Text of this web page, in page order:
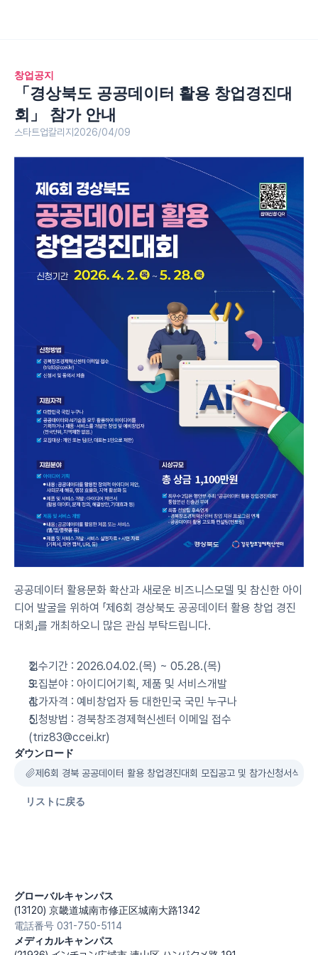
창업공지
「경상북도 공공데이터 활용 창업경진대
회」 참가 안내
스타트업칼리지 2026/04/09
공공데이터 활용문화 확산과 새로운 비즈니스모델 및 참신한 아이
디어 발굴을 위하여 「제6회 경상북도 공공데이터 활용 창업 경진
대회」를 개최하오니 많은 관심 부탁드립니다.
접수기간 : 2026.04.02.(목) ~ 05.28.(목)
모집분야 : 아이디어기획, 제품 및 서비스개발
참가자격 : 예비창업자 등 대한민국 국민 누구나
신청방법 : 경북창조경제혁신센터 이메일 접수
(triz83@ccei.kr)
ダウンロード
제6회 경북 공공데이터 활용 창업경진대회 모집공고 및 참가신청서식
リストに戻る
グローバルキャンパス
(13120) 京畿道城南市修正区城南大路1342
電話番号 031-750-5114
メディカルキャンパス